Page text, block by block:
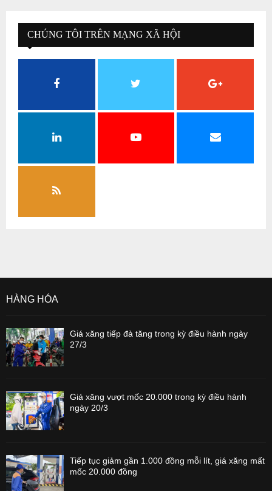
CHÚNG TÔI TRÊN MẠNG XÃ HỘI
HÀNG HÓA
Giá xăng tiếp đà tăng trong kỳ điều hành ngày
27/3
Giá xăng vượt mốc 20.000 trong kỳ điều hành
ngày 20/3
Tiếp tục giảm gần 1.000 đồng mỗi lít, giá xăng mất
mốc 20.000 đồng